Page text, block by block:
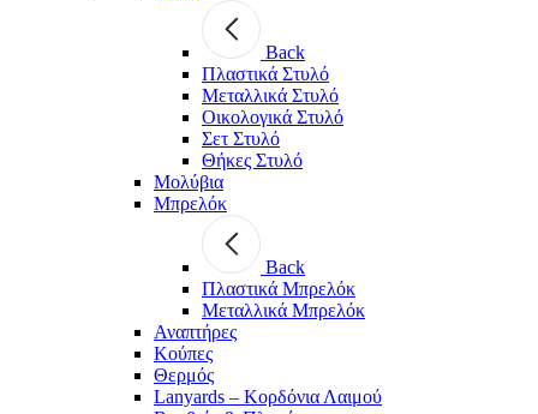
Back
Πλαστικά Στυλό
Μεταλλικά Στυλό
Οικολογικά Στυλό
Σετ Στυλό
Θήκες Στυλό
Μολύβια
Μπρελόκ
Back
Πλαστικά Μπρελόκ
Μεταλλικά Μπρελόκ
Αναπτήρες
Κούπες
Θερμός
Lanyards – Kορδόνια Λαιμού